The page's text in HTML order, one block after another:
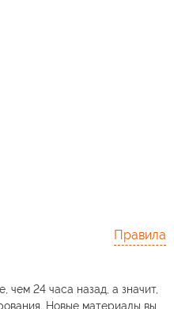
Правила
чем 24 часа назад, а значит,
Новые материалы вы